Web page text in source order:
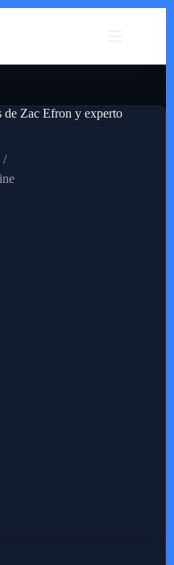
de Zac Efron y experto